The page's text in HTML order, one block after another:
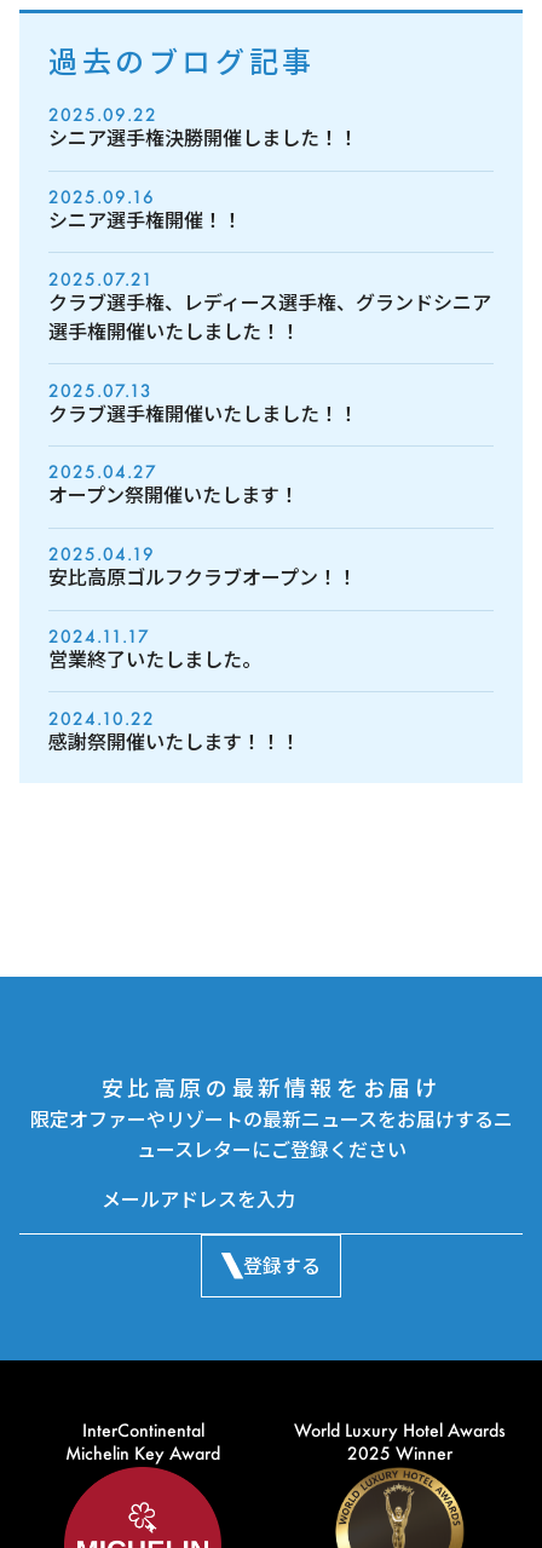
過去のブログ記事
2025.09.22
シニア選手権決勝開催しました！！
2025.09.16
シニア選手権開催！！
2025.07.21
クラブ選手権、レディース選手権、グランドシニア
選手権開催いたしました！！
2025.07.13
クラブ選手権開催いたしました！！
2025.04.27
オープン祭開催いたします！
2025.04.19
安比高原ゴルフクラブオープン！！
2024.11.17
営業終了いたしました。
2024.10.22
感謝祭開催いたします！！！
安比高原の最新情報をお届け
限定オファーやリゾートの最新ニュースをお届けするニ
ュースレターにご登録ください
登録する
InterContinental
Michelin Key Award
World Luxury Hotel Awards
2025 Winner